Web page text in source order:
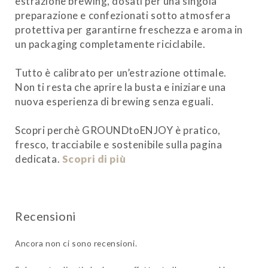
preparazione e confezionati sotto atmosfera
protettiva per garantirne freschezza e aroma in
un packaging completamente riciclabile.
Tutto è calibrato per un’estrazione ottimale.
Non ti resta che aprire la busta e iniziare una
nuova esperienza di brewing senza eguali.
Scopri perchè GROUNDtoENJOY è pratico,
fresco, tracciabile e sostenibile sulla pagina
dedicata. Scopri di più
Ancora non ci sono recensioni.